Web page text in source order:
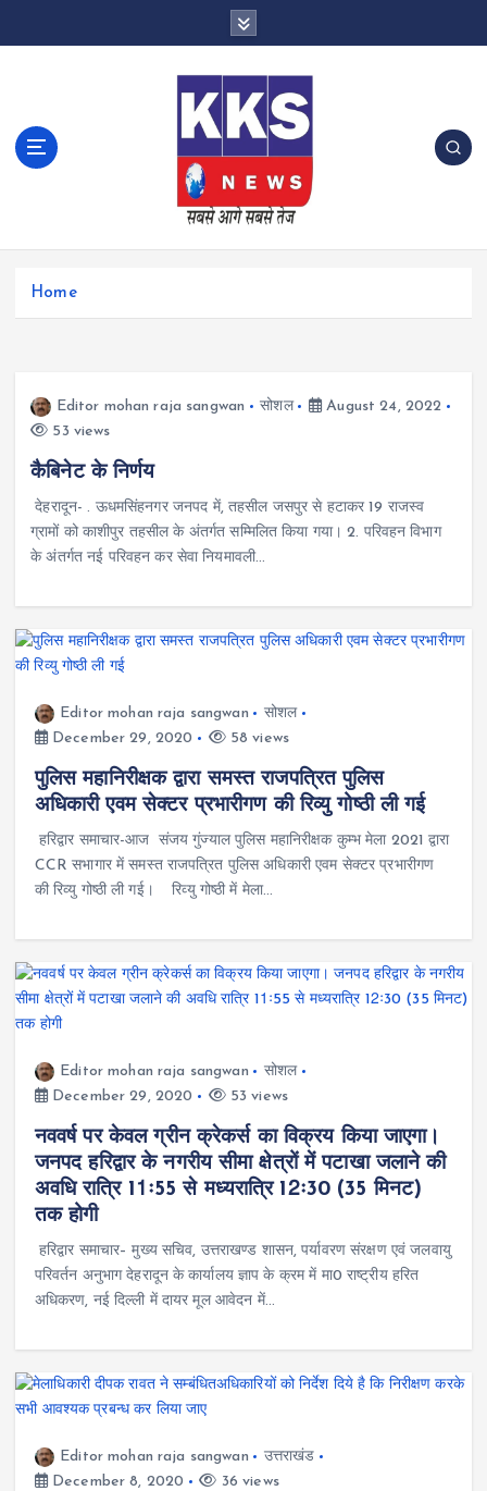
Home
Editor mohan raja sangwan सोशल
August 24, 2022
53 views
कैबिनेट के निर्णय
देहरादून- . ऊधमसिंहनगर जनपद में, तहसील जसपुर से हटाकर 19 राजस्व
ग्रामों को काशीपुर तहसील के अंतर्गत सम्मिलित किया गया। 2. परिवहन विभाग
के अंतर्गत नई परिवहन कर सेवा नियमावली…
Editor mohan raja sangwan
सोशल
December 29, 2020
58 views
पुलिस महानिरीक्षक द्वारा समस्त राजपत्रित पुलिस
अधिकारी एवम सेक्टर प्रभारीगण की रिव्यु गोष्ठी ली गई
हरिद्वार समाचार-आज संजय गुंज्याल पुलिस महानिरीक्षक कुम्भ मेला 2021 द्वारा
CCR सभागार में समस्त राजपत्रित पुलिस अधिकारी एवम सेक्टर प्रभारीगण
की रिव्यु गोष्ठी ली गई। रिव्यु गोष्ठी में मेला…
Editor mohan raja sangwan
सोशल
December 29, 2020
53 views
नववर्ष पर केवल ग्रीन क्रेकर्स का विक्रय किया जाएगा।
जनपद हरिद्वार के नगरीय सीमा क्षेत्रों में पटाखा जलाने की
अवधि रात्रि 11ः55 से मध्यरात्रि 12ः30 (35 मिनट)
तक होगी
हरिद्वार समाचार– मुख्य सचिव, उत्तराखण्ड शासन, पर्यावरण संरक्षण एवं जलवायु
परिवर्तन अनुभाग देहरादून के कार्यालय ज्ञाप के क्रम में मा0 राष्ट्रीय हरित
अधिकरण, नई दिल्ली में दायर मूल आवेदन में…
Editor mohan raja sangwan
उत्तराखंड
December 8, 2020
36 views